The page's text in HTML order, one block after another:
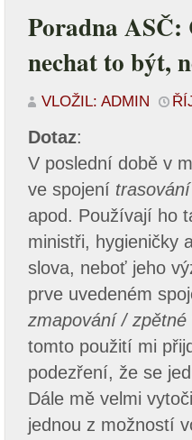
Poradna ASČ:
nechat to být,
VLOŽIL: ADMIN
Dotaz:
V poslední době v
ve spojení
apod. Používají ho
ministři, hygieničky
slova, neboť jeho
prve uvedeném
zmapování /
tomto použití mi
podezření, že se
Dále mě velmi
jednou z možností